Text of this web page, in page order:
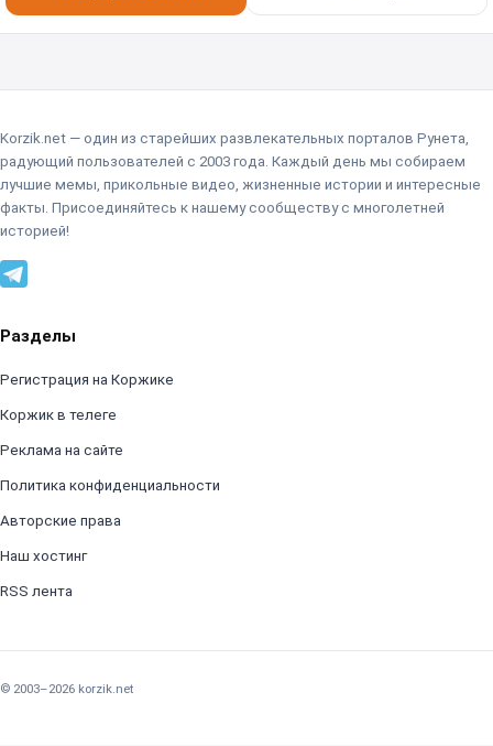
Korzik.net — один из старейших развлекательных порталов Рунета,
радующий пользователей с 2003 года. Каждый день мы собираем
лучшие мемы, прикольные видео, жизненные истории и интересные
факты. Присоединяйтесь к нашему сообществу с многолетней
историей!
Разделы
Регистрация на Коржике
Коржик в телеге
Реклама на сайте
Политика конфиденциальности
Авторские права
Наш хостинг
RSS лента
© 2003–2026 korzik.net